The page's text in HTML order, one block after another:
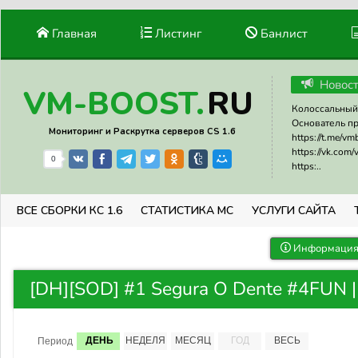
Главная Листинг Банлист
VM-BOOST.RU
Мониторинг и Раскрутка серверов CS 1.6
0
Основатель
https://t.me/
https://vk.com/
https:..
ВСЕ СБОРКИ КС 1.6 СТАТИСТИКА МС УСЛУГИ САЙТА
[DH][SOD] #1 Segura O Dente #4FUN
Период ДЕНЬ НЕДЕЛЯ МЕСЯЦ ГОД ВЕСЬ